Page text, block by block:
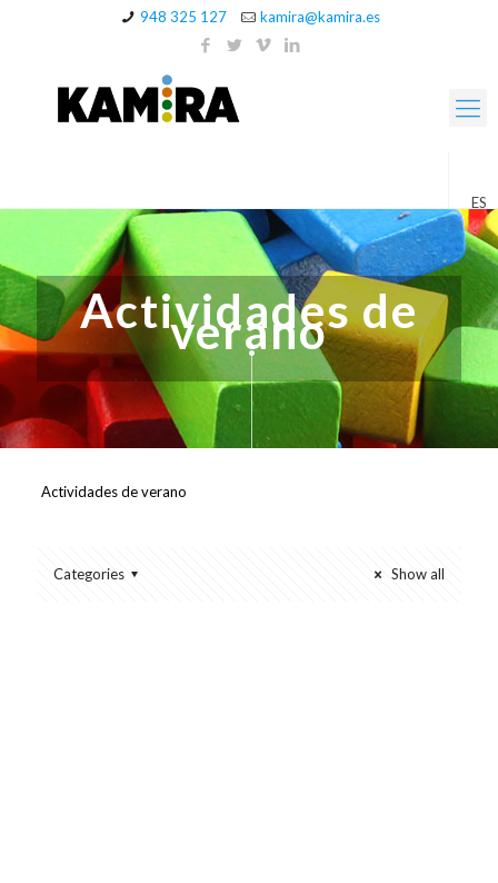
948 325 127 kamira@kamira.es
ES
Actividades de
verano
Actividades de verano
Categories Show all